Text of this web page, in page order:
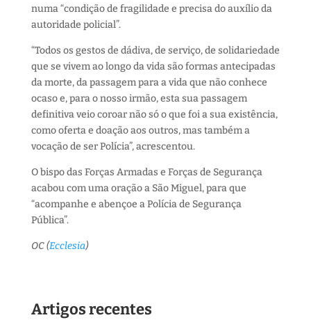
numa “condição de fragilidade e precisa do auxílio da
autoridade policial”.
“Todos os gestos de dádiva, de serviço, de solidariedade
que se vivem ao longo da vida são formas antecipadas
da morte, da passagem para a vida que não conhece
ocaso e, para o nosso irmão, esta sua passagem
definitiva veio coroar não só o que foi a sua existência,
como oferta e doação aos outros, mas também a
vocação de ser Polícia”, acrescentou.
O bispo das Forças Armadas e Forças de Segurança
acabou com uma oração a São Miguel, para que
“acompanhe e abençoe a Polícia de Segurança
Pública”.
OC (Ecclesia)
Artigos recentes